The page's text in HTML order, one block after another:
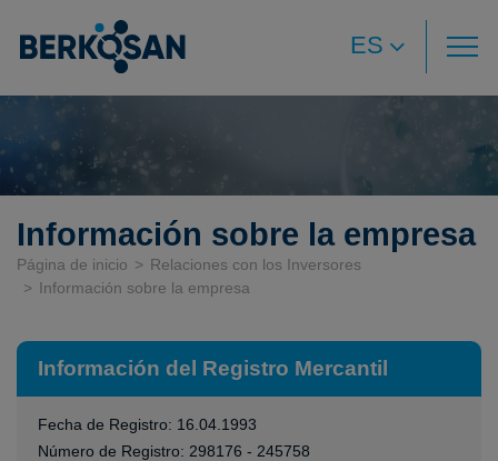
ES
Información sobre la empresa
Página de inicio
Relaciones con los Inversores
Información sobre la empresa
Información del Registro Mercantil
Fecha de Registro: 16.04.1993
Número de Registro: 298176 - 245758